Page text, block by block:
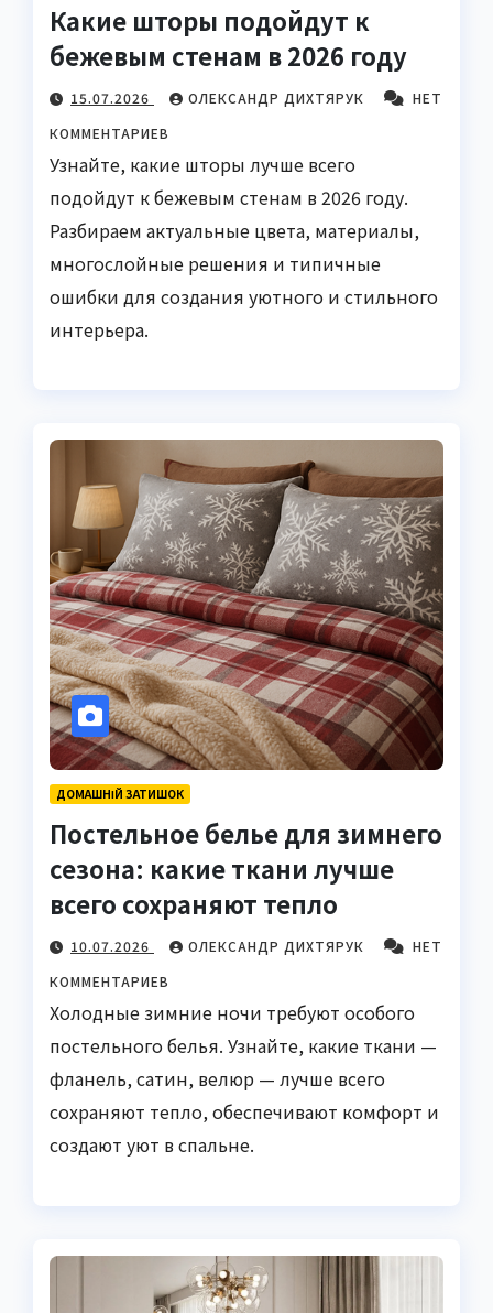
Какие шторы подойдут к
бежевым стенам в 2026 году
15.07.2026 ОЛЕКСАНДР ДИХТЯРУК
НЕТ
КОММЕНТАРИЕВ
Узнайте, какие шторы лучше всего
подойдут к бежевым стенам в 2026 году.
Разбираем актуальные цвета, материалы,
многослойные решения и типичные
ошибки для создания уютного и стильного
интерьера.
ДОМАШНІЙ ЗАТИШОК
Постельное белье для зимнего
сезона: какие ткани лучше
всего сохраняют тепло
10.07.2026 ОЛЕКСАНДР ДИХТЯРУК
НЕТ
КОММЕНТАРИЕВ
Холодные зимние ночи требуют особого
постельного белья. Узнайте, какие ткани —
фланель, сатин, велюр — лучше всего
сохраняют тепло, обеспечивают комфорт и
создают уют в спальне.